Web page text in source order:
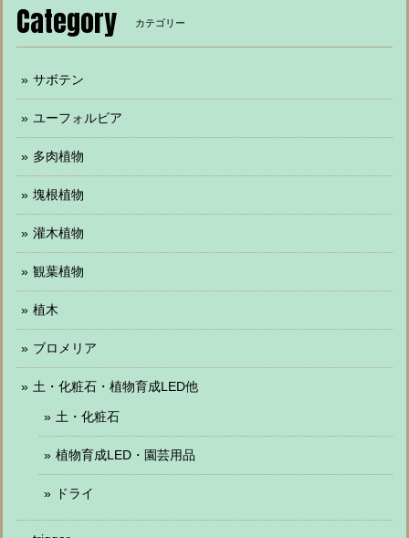
Category カテゴリー
サボテン
ユーフォルビア
多肉植物
塊根植物
灌木植物
観葉植物
植木
ブロメリア
土・化粧石・植物育成LED他
土・化粧石
植物育成LED・園芸用品
ドライ